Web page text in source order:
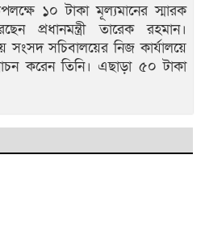
১০ টাকা মূল্যমানের স্মারক
প্রধানমন্ত্রী তারেক রহমান।
সংসদ সচিবালয়ের নিজ কার্যালয়ে
করেন তিনি। এছাড়া ৫০ টাকা